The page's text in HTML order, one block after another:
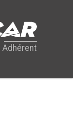
Adhérent